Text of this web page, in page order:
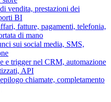
vendita, prestazioni dei
BI
fatture, pagamenti, telefonia,
di mano
sui social media, SMS,
e trigger nel CRM, automazione
API
chiamate, completamento